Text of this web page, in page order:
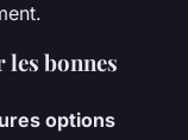
bonnes
options